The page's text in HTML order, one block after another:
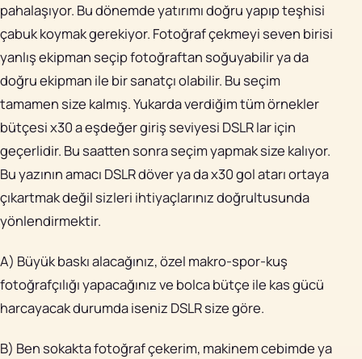
pahalaşıyor. Bu dönemde yatırımı doğru yapıp teşhisi
çabuk koymak gerekiyor. Fotoğraf çekmeyi seven birisi
yanlış ekipman seçip fotoğraftan soğuyabilir ya da
doğru ekipman ile bir sanatçı olabilir. Bu seçim
tamamen size kalmış. Yukarda verdiğim tüm örnekler
bütçesi x30 a eşdeğer giriş seviyesi DSLR lar için
geçerlidir. Bu saatten sonra seçim yapmak size kalıyor.
Bu yazının amacı DSLR döver ya da x30 gol atarı ortaya
çıkartmak değil sizleri ihtiyaçlarınız doğrultusunda
yönlendirmektir.
A) Büyük baskı alacağınız, özel makro-spor-kuş
fotoğrafçılığı yapacağınız ve bolca bütçe ile kas gücü
harcayacak durumda iseniz DSLR size göre.
B) Ben sokakta fotoğraf çekerim, makinem cebimde ya